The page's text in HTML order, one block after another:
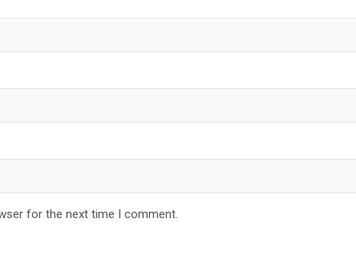
for the next time I comment.